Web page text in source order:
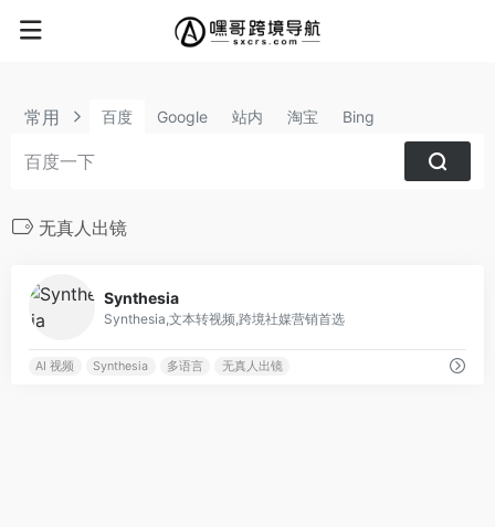
常用 百度 Google 站内 淘宝 Bing
无真人出镜
Synthesia
Synthesia,文本转视频,跨境社媒营销首选
AI 视频 Synthesia 多语言 无真人出镜